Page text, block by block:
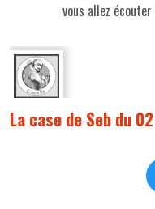
vous allez
La case de Seb du